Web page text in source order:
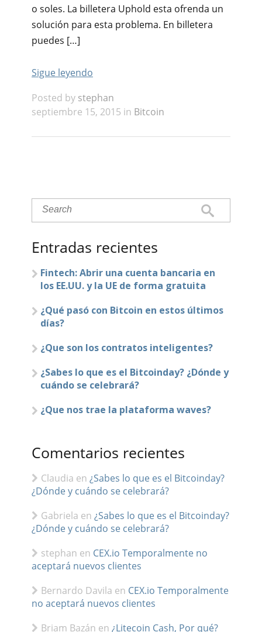
o soles. La billetera Uphold esta ofrenda un
solución para esta problema. En billetera
puedes […]
Sigue leyendo
Posted by stephan
septiembre 15, 2015 in Bitcoin
Entradas recientes
Fintech: Abrir una cuenta bancaria en
los EE.UU. y la UE de forma gratuita
¿Qué pasó con Bitcoin en estos últimos
días?
¿Que son los contratos inteligentes?
¿Sabes lo que es el Bitcoinday? ¿Dónde y
cuándo se celebrará?
¿Que nos trae la plataforma waves?
Comentarios recientes
Claudia en ¿Sabes lo que es el Bitcoinday?
¿Dónde y cuándo se celebrará?
Gabriela en ¿Sabes lo que es el Bitcoinday?
¿Dónde y cuándo se celebrará?
stephan en CEX.io Temporalmente no
aceptará nuevos clientes
Bernardo Davila en CEX.io Temporalmente
no aceptará nuevos clientes
Briam Bazán en ¿Litecoin Cash, Por qué?